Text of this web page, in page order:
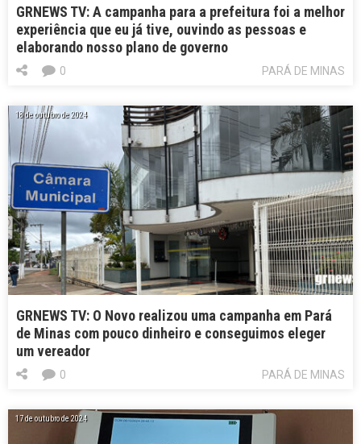
GRNEWS TV: A campanha para a prefeitura foi a melhor
experiência que eu já tive, ouvindo as pessoas e
elaborando nosso plano de governo
PARÁ DE MINAS
0
18 de outubro de 2024
GRNEWS TV: O Novo realizou uma campanha em Pará
de Minas com pouco dinheiro e conseguimos eleger
um vereador
PARÁ DE MINAS
0
17 de outubro de 2024